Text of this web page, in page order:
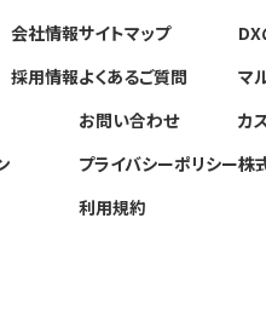
会社情報
採用情報
サイトマップ
よくあるご質問
お問い合わせ
プライバシーポリシー
利用規約
DX
マ
カ
株